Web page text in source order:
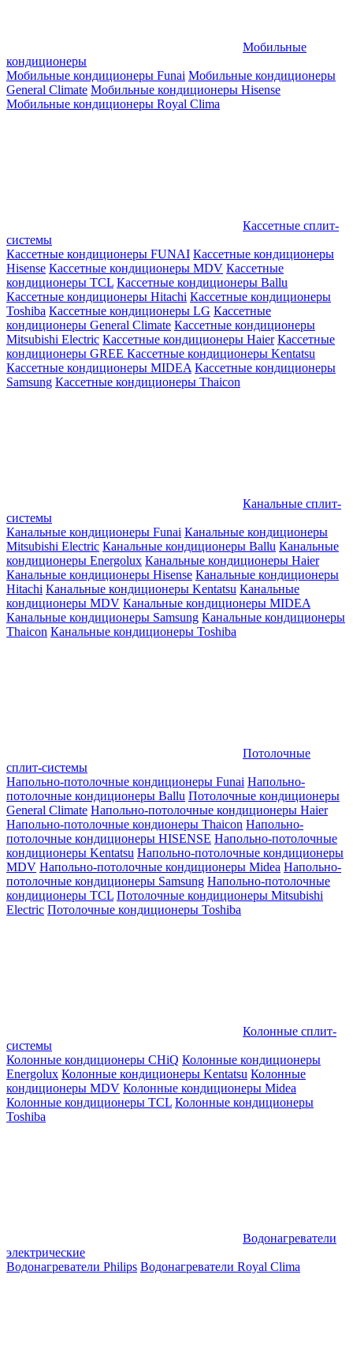
Мобильные
кондиционеры
Мобильные кондиционеры Funai Мобильные кондиционеры
General Climate Мобильные кондиционеры Hisense
Мобильные кондиционеры Royal Clima
Кассетные сплит-
системы
Кассетные кондиционеры FUNAI Кассетные кондиционеры
Hisense Кассетные кондиционеры MDV Кассетные
кондиционеры TCL Кассетные кондиционеры Ballu
Кассетные кондиционеры Hitachi Кассетные кондиционеры
Toshiba Кассетные кондиционеры LG Кассетные
кондиционеры General Climate Кассетные кондиционеры
Mitsubishi Electric Кассетные кондиционеры Haier Кассетные
кондиционеры GREE Кассетные кондиционеры Kentatsu
Кассетные кондиционеры MIDEA Кассетные кондиционеры
Samsung Кассетные кондиционеры Thaicon
Канальные сплит-
системы
Канальные кондиционеры Funai Канальные кондиционеры
Mitsubishi Electric Канальные кондиционеры Ballu Канальные
кондиционеры Energolux Канальные кондиционеры Haier
Канальные кондиционеры Hisense Канальные кондиционеры
Hitachi Канальные кондиционеры Kentatsu Канальные
кондиционеры MDV Канальные кондиционеры MIDEA
Канальные кондиционеры Samsung Канальные кондиционеры
Thaicon Канальные кондиционеры Toshiba
Потолочные
сплит-системы
Напольно-потолочные кондиционеры Funai Напольно-
потолочные кондиционеры Ballu Потолочные кондиционеры
General Climate Напольно-потолочные кондиционеры Haier
Напольно-потолочные кондионеры Thaicon Напольно-
потолочные кондиционеры HISENSE Напольно-потолочные
кондиционеры Kentatsu Напольно-потолочные кондиционеры
MDV Напольно-потолочные кондиционеры Midea Напольно-
потолочные кондиционеры Samsung Напольно-потолочные
кондиционеры TCL Потолочные кондиционеры Mitsubishi
Electric Потолочные кондиционеры Toshiba
Колонные сплит-
системы
Колонные кондиционеры CHiQ Колонные кондиционеры
Energolux Колонные кондиционеры Kentatsu Колонные
кондиционеры MDV Колонные кондиционеры Midea
Колонные кондиционеры TCL Колонные кондиционеры
Toshiba
Водонагреватели
электрические
Водонагреватели Philips Водонагреватели Royal Clima